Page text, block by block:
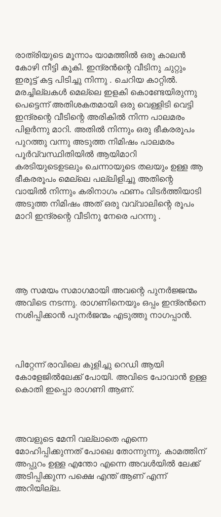
രാത്രിയുടെ മൂന്നാം യാമത്തിൽ ഒരു കാലൻ
കോഴി നീട്ടി കൂകി. ഇന്ദ്രൻന്റെ വീടിനു ചുറ്റും
ഇരുട്ട് കട്ട പിടിച്ചു നിന്നു . ചെറിയ കാറ്റിൽ.
മരച്ചില്ലകൾ മെല്ലെ ഇളകി കൊണ്ടേയിരുന്നു
പെട്ടെന്ന് അതിശകതമായി ഒരു വെള്ളിടി വെട്ടി
ഇന്ദ്രന്റെ വീടിന്റെ അരികിൽ നിന്ന പാലമരം
പിളർന്നു മാറി. അതിൽ നിന്നും ഒരു ഭീകരരൂപം
പുറത്തു വന്നു അടുത്ത നിമിഷം പാലമരം
പൂർവ്വസ്ഥിതിയിൽ ആയിമാറി
കരടിയുടെഉടലും ചെന്നായുടെ തലയും ഉള്ള ആ
ഭീകരരൂപം മെല്ലെ പല്ലിളിച്ചു അതിന്റെ
വായിൽ നിന്നും കരിനാഗം ഫണം വിടർത്തിയാടി
അടുത്ത നിമിഷം അത് ഒരു വവ്വാലിന്റെ രൂപം
മാറി ഇന്ദ്രന്റെ വീടിനു നേരെ പറന്നു .
ആ സമയം സമാഗമായി അവന്റെ പുനർജ്ജന്മം
അവിടെ നടന്നു. രാഗണിനെയും ഒപ്പം ഇന്ദ്രൻനെ
നശിപ്പിക്കാൻ പുനർജന്മം എടുത്തു നാഗപ്പാൻ.
പിറ്റേന്ന് രാവിലെ കുളിച്ചു റെഡി ആയി
കോളേജിൽലേക്ക് പോയി. അവിടെ പോവാൻ ഉള്ള
കൊതി ഇപ്പൊ രാഗണി ആണ്.
അവളുടെ മേനി വല്ലാതെ എന്നെ
മോഹിപ്പിക്കുന്നത് പോലെ തോന്നുന്നു. കാമത്തിന്
അപ്പുറം ഉള്ള എന്തോ എന്നെ അവൾയിൽ ലേക്ക്
അടിപ്പിക്കുന്ന പക്ഷെ എന്ത് ആണ് എന്ന്
അറിയില്ല.